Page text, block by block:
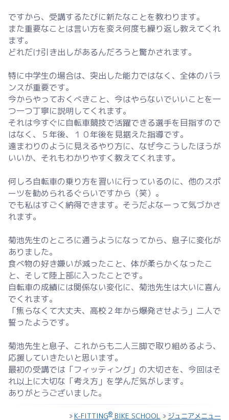
ですから、受講するたびに新たなことを教わります。
また重要なことは言い方を変え何度も繰り返し教えてくれ
ます。
どれだけ引き出しがあるんだろうと驚かされます。
特に中学生の場合は、突出した能力ではなく、全体のバラ
ンスが重要です。
今からやっておくべきこと、今はやらないでいいことを一
つ一つ丁寧に説明してくれます。
それは今すぐに自転車競技で活躍できる選手を目指すので
はなく、５年後、１０年後を見据えた指導です。
遠まわりのように見えるやり方に、なぜ今こうしたほうが
いいか、それもわかりやすく教えてくれます。
何しろ自転車の乗り方を習いに行っているのに、他のスポ
ーツを勧められるぐらいですから（笑）。
でも私はすごく納得できます。そうだよなーって気づかさ
れます。
菊池先生のところに通うようになってから、息子に変化が
ありました。
食べ物の好き嫌いが減ったこと、体が柔らかくなったこ
と、そして陸上部に入ったことです。
自転車の成績には関係ない変化に、菊池先生は大いに喜ん
でくれます。
「焦らなくて大丈夫、高校２年から爆発させよう」二人で
誓ったようです。
菊池先生と息子、これからも二人三脚で取り組めるよう、
応援していきたいと思います。
最初の受講では「フィッティング」の大切さを、今回はそ
れ以上に大切な「考え方」を学んだ気がします。
ありがとうございました。
K-FITTING® BIKE SCHOOL ジュニアメニュー